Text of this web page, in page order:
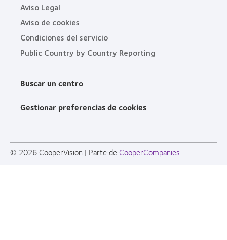
Aviso Legal
Aviso de cookies
Condiciones del servicio
Public Country by Country Reporting
Buscar un centro
Gestionar preferencias de cookies
© 2026 CooperVision | Parte de CooperCompanies